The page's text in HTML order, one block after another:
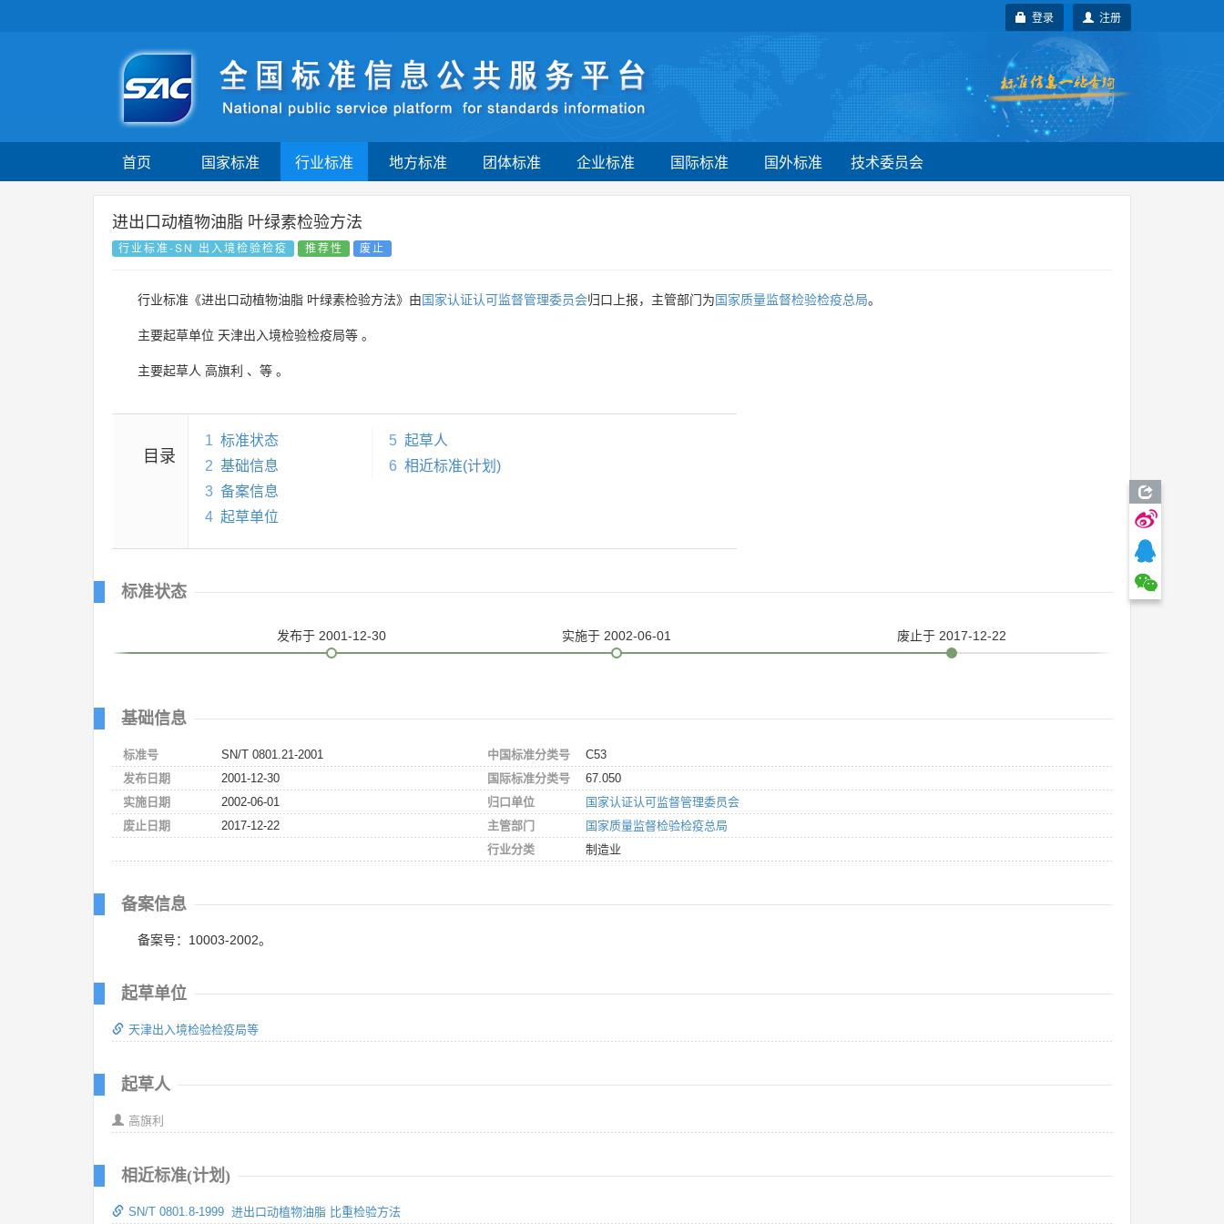
注册
登录
首页 国家标准 行业标准 地方标准 团体标准 企业标准 国际标准 国外标准 技术委员会
进出口动植物油脂 叶绿素检验方法
行业标准-SN 出入境检验检疫 推荐性 废止
行业标准《进出口动植物油脂 叶绿素检验方法》由国家认证认可监督管理委员会归口上报，主管部门为国家质量监督检验检疫总局。
主要起草单位 天津出入境检验检疫局等 。
主要起草人 高旗利 、 等 。
目录
1 标准状态
2 基础信息
3 备案信息
4 起草单位
5 起草人
6 相近标准(计划)
标准状态
发布于 2001-12-30 实施于 2002-06-01 废止于 2017-12-22
基础信息
标准号
SN/T 0801.21-2001
发布日期
2001-12-30
实施日期
2002-06-01
废止日期
2017-12-22
中国标准分类号
C53
国际标准分类号
67.050
归口单位
国家认证认可监督管理委员会
主管部门
国家质量监督检验检疫总局
行业分类
制造业
备案信息
备案号：10003-2002。
起草单位
天津出入境检验检疫局等
起草人
高旗利
相近标准(计划)
SN/T 0801.8-1999 进出口动植物油脂 比重检验方法